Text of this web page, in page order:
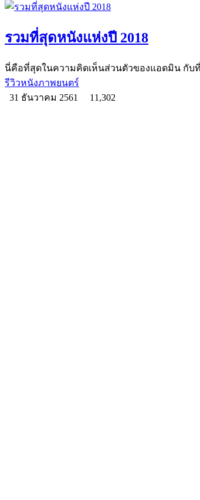
รวมที่สุดหนังแห่งปี 2018
นี่คือที่สุดในความคิดเห็นส่วนตัวของแอดมิน กับ
รีวิวหนังภาพยนตร์
31 ธันวาคม 2561
11,302